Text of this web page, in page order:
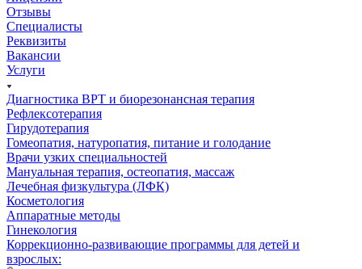
Отзывы
Специалисты
Реквизиты
Вакансии
Услуги
Диагностика ВРТ и биорезонансная терапия
Рефлексотерапия
Гирудотерапия
Гомеопатия, натуропатия, питание и голодание
Врачи узких специальностей
Мануальная терапия, остеопатия, массаж
Лечебная физкультура (ЛФК)
Косметология
Аппаратные методы
Гинекология
Коррекционно-развивающие программы для детей и
взрослых: